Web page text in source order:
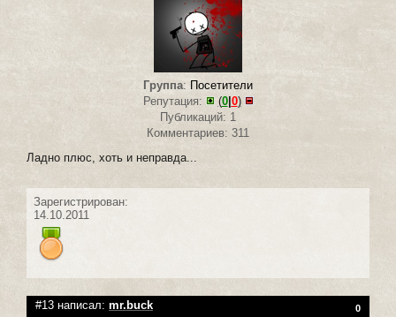
Группа: Посетители
Репутация:
(0| 0)
Публикаций: 1
Комментариев: 311
Ладно плюс, хоть и неправда...
Зарегистрирован:
14.10.2011
#13 написал: mr.buck 0